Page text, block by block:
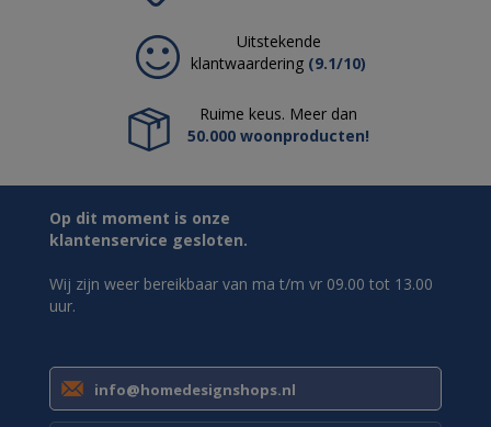
Uitstekende
klantwaardering (9.1/10)
Ruime keus. Meer dan
50.000 woonproducten!
Op dit moment is onze
klantenservice gesloten.
Wij zijn weer bereikbaar van ma t/m vr 09.00 tot 13.00
uur.
info@homedesignshops.nl